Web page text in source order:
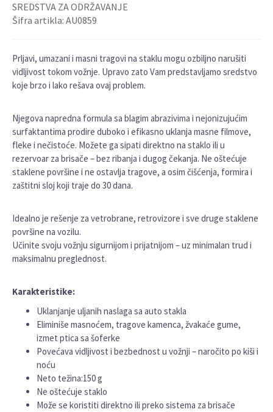
SREDSTVA ZA ODRŽAVANJE
Šifra artikla: AU0859
Prljavi, umazani i masni tragovi na staklu mogu ozbiljno narušiti
vidljivost tokom vožnje. Upravo zato Vam predstavljamo sredstvo
koje brzo i lako rešava ovaj problem.
Njegova napredna formula sa blagim abrazivima i nejonizujućim
surfaktantima prodire duboko i efikasno uklanja masne filmove,
fleke i nečistoće. Možete ga sipati direktno na staklo ili u
rezervoar za brisače – bez ribanja i dugog čekanja. Ne oštećuje
staklene površine i ne ostavlja tragove, a osim čišćenja, formira i
zaštitni sloj koji traje do 30 dana.
Idealno je rešenje za vetrobrane, retrovizore i sve druge staklene
površine na vozilu.
Učinite svoju vožnju sigurnijom i prijatnijom – uz minimalan trud i
maksimalnu preglednost.
Karakteristike:
Uklanjanje uljanih naslaga sa auto stakla
Eliminiše masnoćem, tragove kamenca, žvakaće gume,
izmet ptica sa šoferke
Povećava vidljivost i bezbednost u vožnji – naročito po kiši i
noću
Neto težina:150 g
Ne oštećuje staklo
Može se koristiti direktno ili preko sistema za brisače